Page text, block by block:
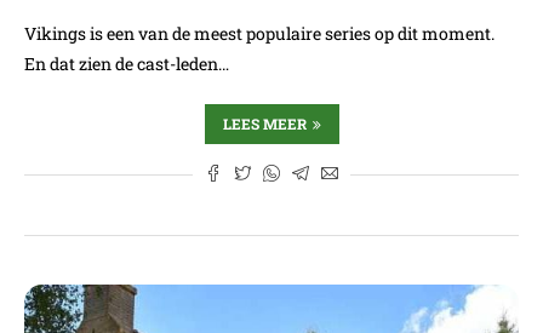
Vikings is een van de meest populaire series op dit moment.
En dat zien de cast-leden…
LEES MEER